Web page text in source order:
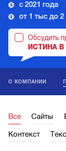
с 2021 года
от 1 тыс до
Обсудить
ИСТИНА
О КОМПАНИИ
Все Сайты
Контекст